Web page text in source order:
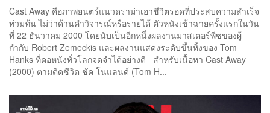
Cast Away คือภาพยนตร์แนวดราม่าเอาชีวิตรอดที่ประสบความสำเร็จ
ท่วมท้น ไม่ว่าด้านคำวิจารณ์หรือรายได้ ตัวหนังเข้าฉายครั้งแรกในวัน
ที่ 22 ธันวาคม 2000 โดยนับเป็นอีกหนึ่งผลงานมาสเตอร์พีซของผู้
กำกับ Robert Zemeckis และผลงานแสดงระดับขึ้นหิ้งของ Tom
Hanks ที่คอหนังทั่วโลกจดจำได้อย่างดี สำหรับเนื้อหา Cast Away
(2000) ตามติดชีวิต ชัค โนแลนด์ (Tom H...